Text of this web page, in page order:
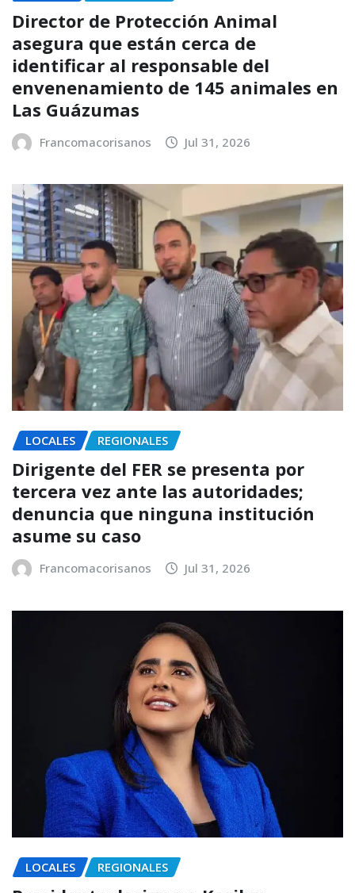
Director de Protección Animal
asegura que están cerca de
identificar al responsable del
envenenamiento de 145 animales en
Las Guázumas
Francomacorisanos Jul 31, 2026
LOCALES REGIONALES
Dirigente del FER se presenta por
tercera vez ante las autoridades;
denuncia que ninguna institución
asume su caso
Francomacorisanos Jul 31, 2026
LOCALES REGIONALES